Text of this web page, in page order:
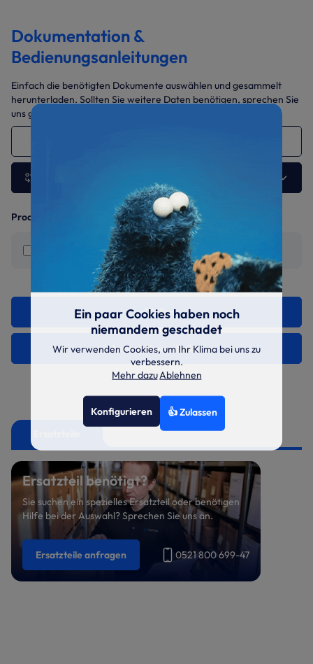
Dokumentation &
Bedienungsanleitungen
Einfach die benötigten Dokumente auswählen und gesammelt
herunterladen. Sollten Sie weitere Daten benötigen, sprechen Sie
uns gerne jederzeit an.
Produktinformationen
Montage- und Betriebsanleitung
Teilen
Auswahl herunterladen
Ersatzteil benötigt?
Sie suchen ein spezielles Ersatzteil oder benötigen
Hilfe bei der Auswahl? Sprechen Sie uns an.
Ersatzteile anfragen 0521 800 699-47
Ein paar Cookies haben noch
niemandem geschadet
Wir verwenden Cookies, um Ihr Klima bei uns zu
verbessern.
Mehr dazuAblehnen
Konfigurieren 👍 Zulassen